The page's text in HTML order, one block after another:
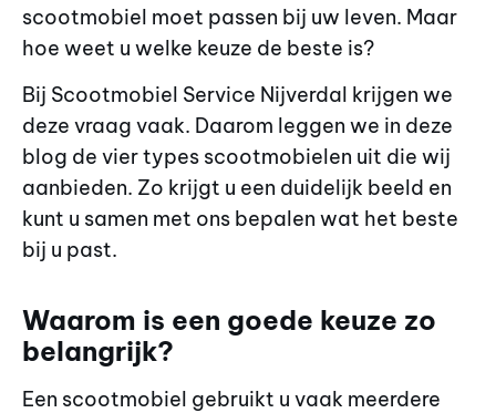
scootmobiel moet passen bij uw leven. Maar
hoe weet u welke keuze de beste is?
Bij Scootmobiel Service Nijverdal krijgen we
deze vraag vaak. Daarom leggen we in deze
blog de vier types scootmobielen uit die wij
aanbieden. Zo krijgt u een duidelijk beeld en
kunt u samen met ons bepalen wat het beste
bij u past.
Waarom is een goede keuze zo
belangrijk?
Een scootmobiel gebruikt u vaak meerdere